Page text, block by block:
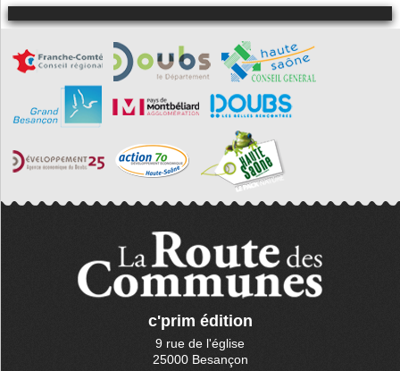
c'prim édition
9 rue de l'église
25000 Besançon